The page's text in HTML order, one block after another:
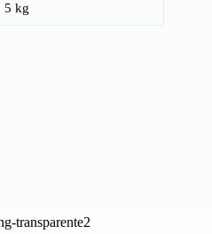
5 kg